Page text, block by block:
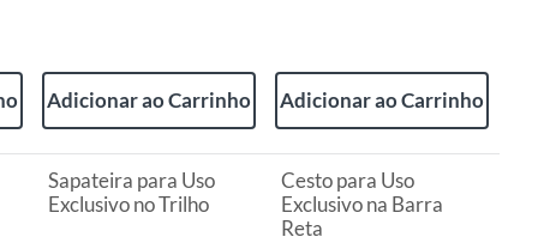
Adicionar ao Carrinho Adicionar ao Carrinho
Sapateira para Uso
Exclusivo no Trilho
Cesto para Uso
Exclusivo na Barra
Reta